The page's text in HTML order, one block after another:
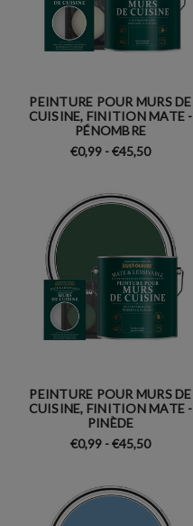
PEINTURE POUR MURS DE
CUISINE, FINITION MATE -
PÉNOMBRE
€0,99 - €45,50
PEINTURE POUR MURS DE
CUISINE, FINITION MATE -
PINÈDE
€0,99 - €45,50